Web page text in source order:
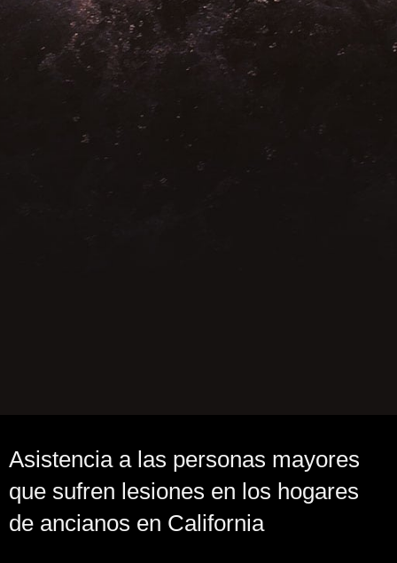
Asistencia a las personas mayores
que sufren lesiones en los hogares
de ancianos en California